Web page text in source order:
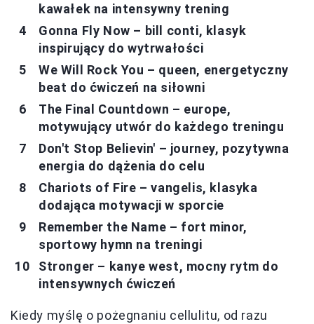
kawałek na intensywny trening
Gonna Fly Now – bill conti, klasyk
inspirujący do wytrwałości
We Will Rock You – queen, energetyczny
beat do ćwiczeń na siłowni
The Final Countdown – europe,
motywujący utwór do każdego treningu
Don't Stop Believin' – journey, pozytywna
energia do dążenia do celu
Chariots of Fire – vangelis, klasyka
dodająca motywacji w sporcie
Remember the Name – fort minor,
sportowy hymn na treningi
Stronger – kanye west, mocny rytm do
intensywnych ćwiczeń
Kiedy myślę o pożegnaniu cellulitu, od razu